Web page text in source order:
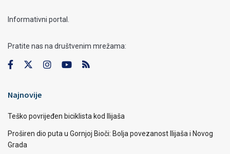
Informativni portal.
Pratite nas na društvenim mrežama:
Najnovije
Teško povrijeđen biciklista kod Ilijaša
Proširen dio puta u Gornjoj Bioči: Bolja povezanost Ilijaša i Novog
Grada